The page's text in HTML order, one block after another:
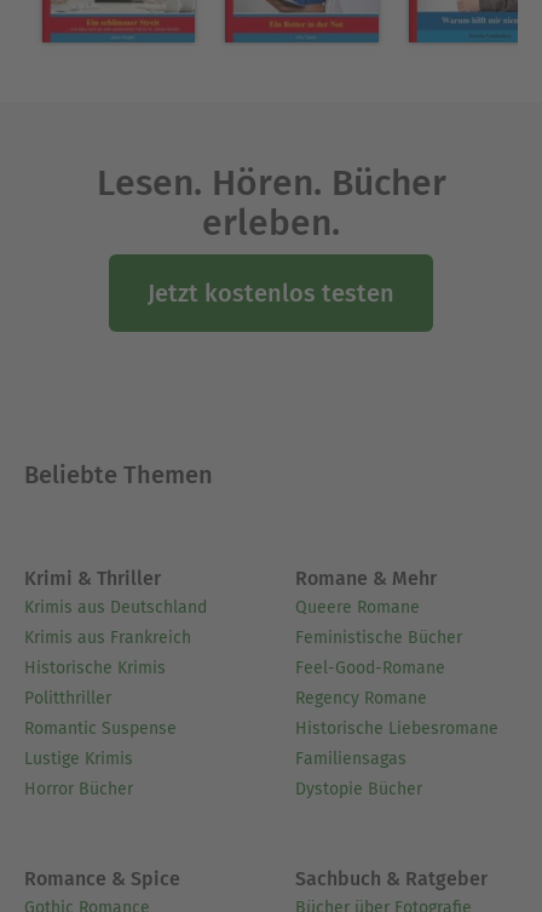
Lesen. Hören. Bücher
erleben.
Jetzt kostenlos testen
Beliebte Themen
Krimi & Thriller
Krimis aus Deutschland
Krimis aus Frankreich
Historische Krimis
Politthriller
Romantic Suspense
Lustige Krimis
Horror Bücher
Romane & Mehr
Queere Romane
Feministische Bücher
Feel-Good-Romane
Regency Romane
Historische Liebesromane
Familiensagas
Dystopie Bücher
Romance & Spice
Gothic Romance
Sachbuch & Ratgeber
Bücher über Fotografie